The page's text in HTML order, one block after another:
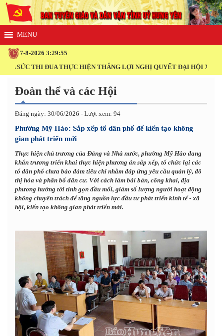
7-8-2026 3:29:55
THI ĐUA THỰC HIỆN THẮNG LỢI NGHỊ QUYẾT ĐẠI HỘI XIV CỦA
Đoàn thể và các Hội
Đăng ngày: 30/06/2026 - Lượt xem: 94
Phường Mỹ Hào: Sắp xếp tổ dân phố để kiến tạo không
gian phát triển mới
Thực hiện chủ trương của Đảng và Nhà nước, phường Mỹ Hào đang
khẩn trương triển khai thực hiện phương án sắp xếp, tổ chức lại các
tổ dân phố chưa bảo đảm tiêu chí nhằm đáp ứng yêu cầu quản lý, đô
thị hóa và phân bố dân cư. Với cách làm bài bản, công khai, địa
phương hướng tới tinh gọn đầu mối, giảm số lượng người hoạt động
không chuyên trách để tăng nguồn lực đầu tư phát triển kinh tế - xã
hội, kiến tạo không gian phát triển mới.